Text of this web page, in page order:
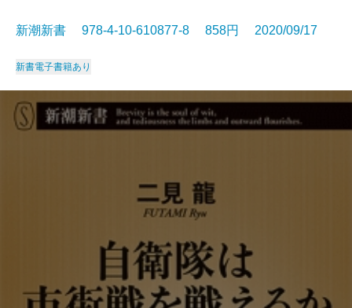
新潮新書 978-4-10-610877-8 858円 2020/09/17
新書電子書籍あり